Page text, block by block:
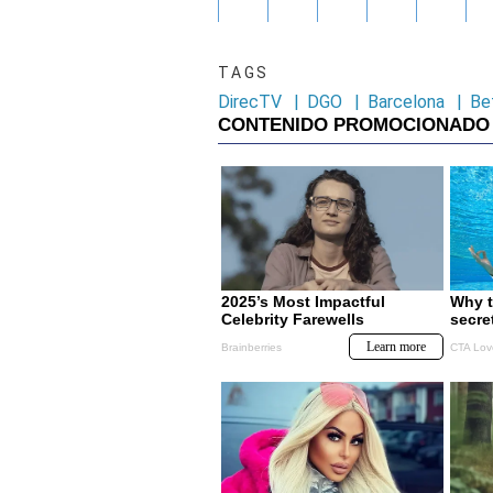
TAGS
DirecTV | DGO | Barcelona |